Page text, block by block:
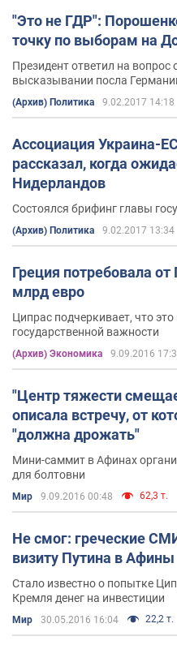
"Это не ГДР":
точку по выборам на
Президент ответил на вопрос
высказывании посла
(Архив) Политика 9.02.2017 14:18
Ассоциация Украина-
рассказал, когда
Нидерландов
Состоялся брифинг главы
(Архив) Политика 9.02.2017 13:34
Греция потребовала
млрд евро
Ципрас подчеркивает, что это
государственной важности
(Архив) Экономика 9.09.2016
"Центр тяжести
описала встречу, от
"должна дрожать"
Мини-саммит в Афинах
для болтовни
Мир 9.09.2016 00:48 62,3 т.
Не смог: греческие
визиту Путина в Афины
Стало известно о попытке
Кремля денег на инвестиции
Мир 30.05.2016 16:04 22,2 т.